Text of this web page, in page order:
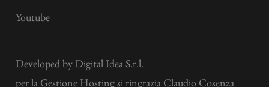
Youtube
Developed by Digital Idea S.r.l.
per la Gestione Hosting si ringrazia Claudio Cosenza